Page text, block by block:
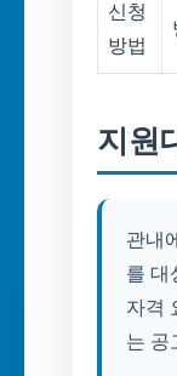
신청
방법
지원
관내
를 대
자격
는 공